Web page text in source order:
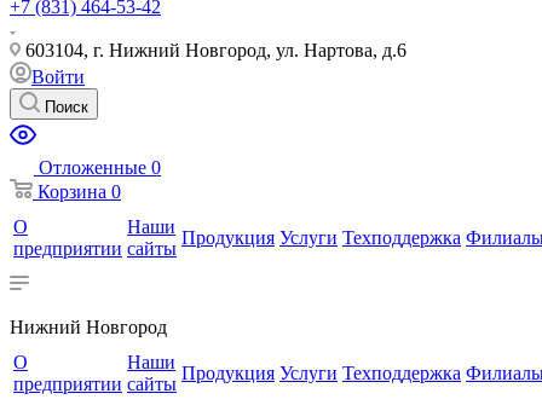
+7 (831) 464-53-42
603104, г. Нижний Новгород, ул. Нартова, д.6
Войти
Поиск
Отложенные 0
Корзина 0
О
предприятии
Наши
сайты
Продукция Услуги Техподдержка
Нижний Новгород
О
предприятии
Наши
сайты
Продукция Услуги Техподдержка